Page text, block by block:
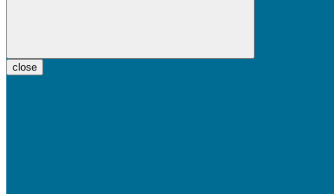
close